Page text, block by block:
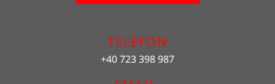
TELEFON
+40 723 398 987